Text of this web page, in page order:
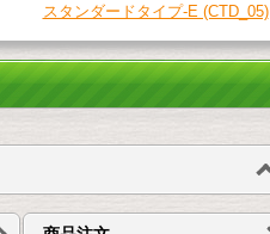
スタンダードタイプ-E (CTD_05)